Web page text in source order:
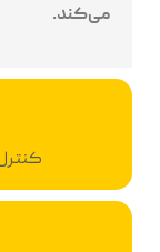
می‌کند.